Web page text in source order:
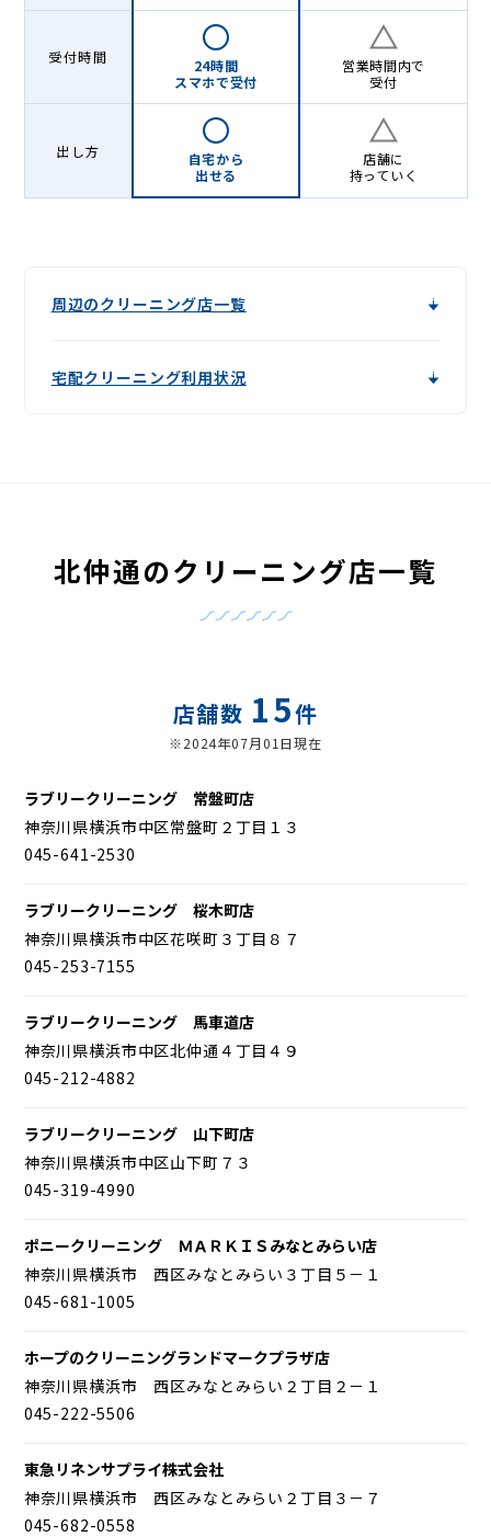
受付時間
24時間
スマホで受付
営業時間内で
受付
出し方
自宅から
出せる
店舗に
持っていく
周辺のクリーニング店一覧
宅配クリーニング利用状況
北仲通のクリーニング店一覧
店舗数 15件
※2024年07月01日現在
ラブリークリーニング 常盤町店
神奈川県横浜市中区常盤町２丁目１３
045-641-2530
ラブリークリーニング 桜木町店
神奈川県横浜市中区花咲町３丁目８７
045-253-7155
ラブリークリーニング 馬車道店
神奈川県横浜市中区北仲通４丁目４９
045-212-4882
ラブリークリーニング 山下町店
神奈川県横浜市中区山下町７３
045-319-4990
ポニークリーニング ＭＡＲＫＩＳみなとみらい店
神奈川県横浜市 西区みなとみらい３丁目５－１
045-681-1005
ホープのクリーニングランドマークプラザ店
神奈川県横浜市 西区みなとみらい２丁目２－１
045-222-5506
東急リネンサプライ株式会社
神奈川県横浜市 西区みなとみらい２丁目３－７
045-682-0558